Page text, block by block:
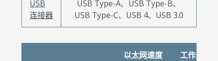
USB
连接器
USB Type-A、USB Type-B、
USB Type-C、USB 4、USB 3.0
以太网速度 工作温度